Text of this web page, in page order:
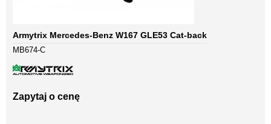
Armytrix Mercedes-Benz W167 GLE53 Cat-back
MB674-C
Zapytaj o cenę